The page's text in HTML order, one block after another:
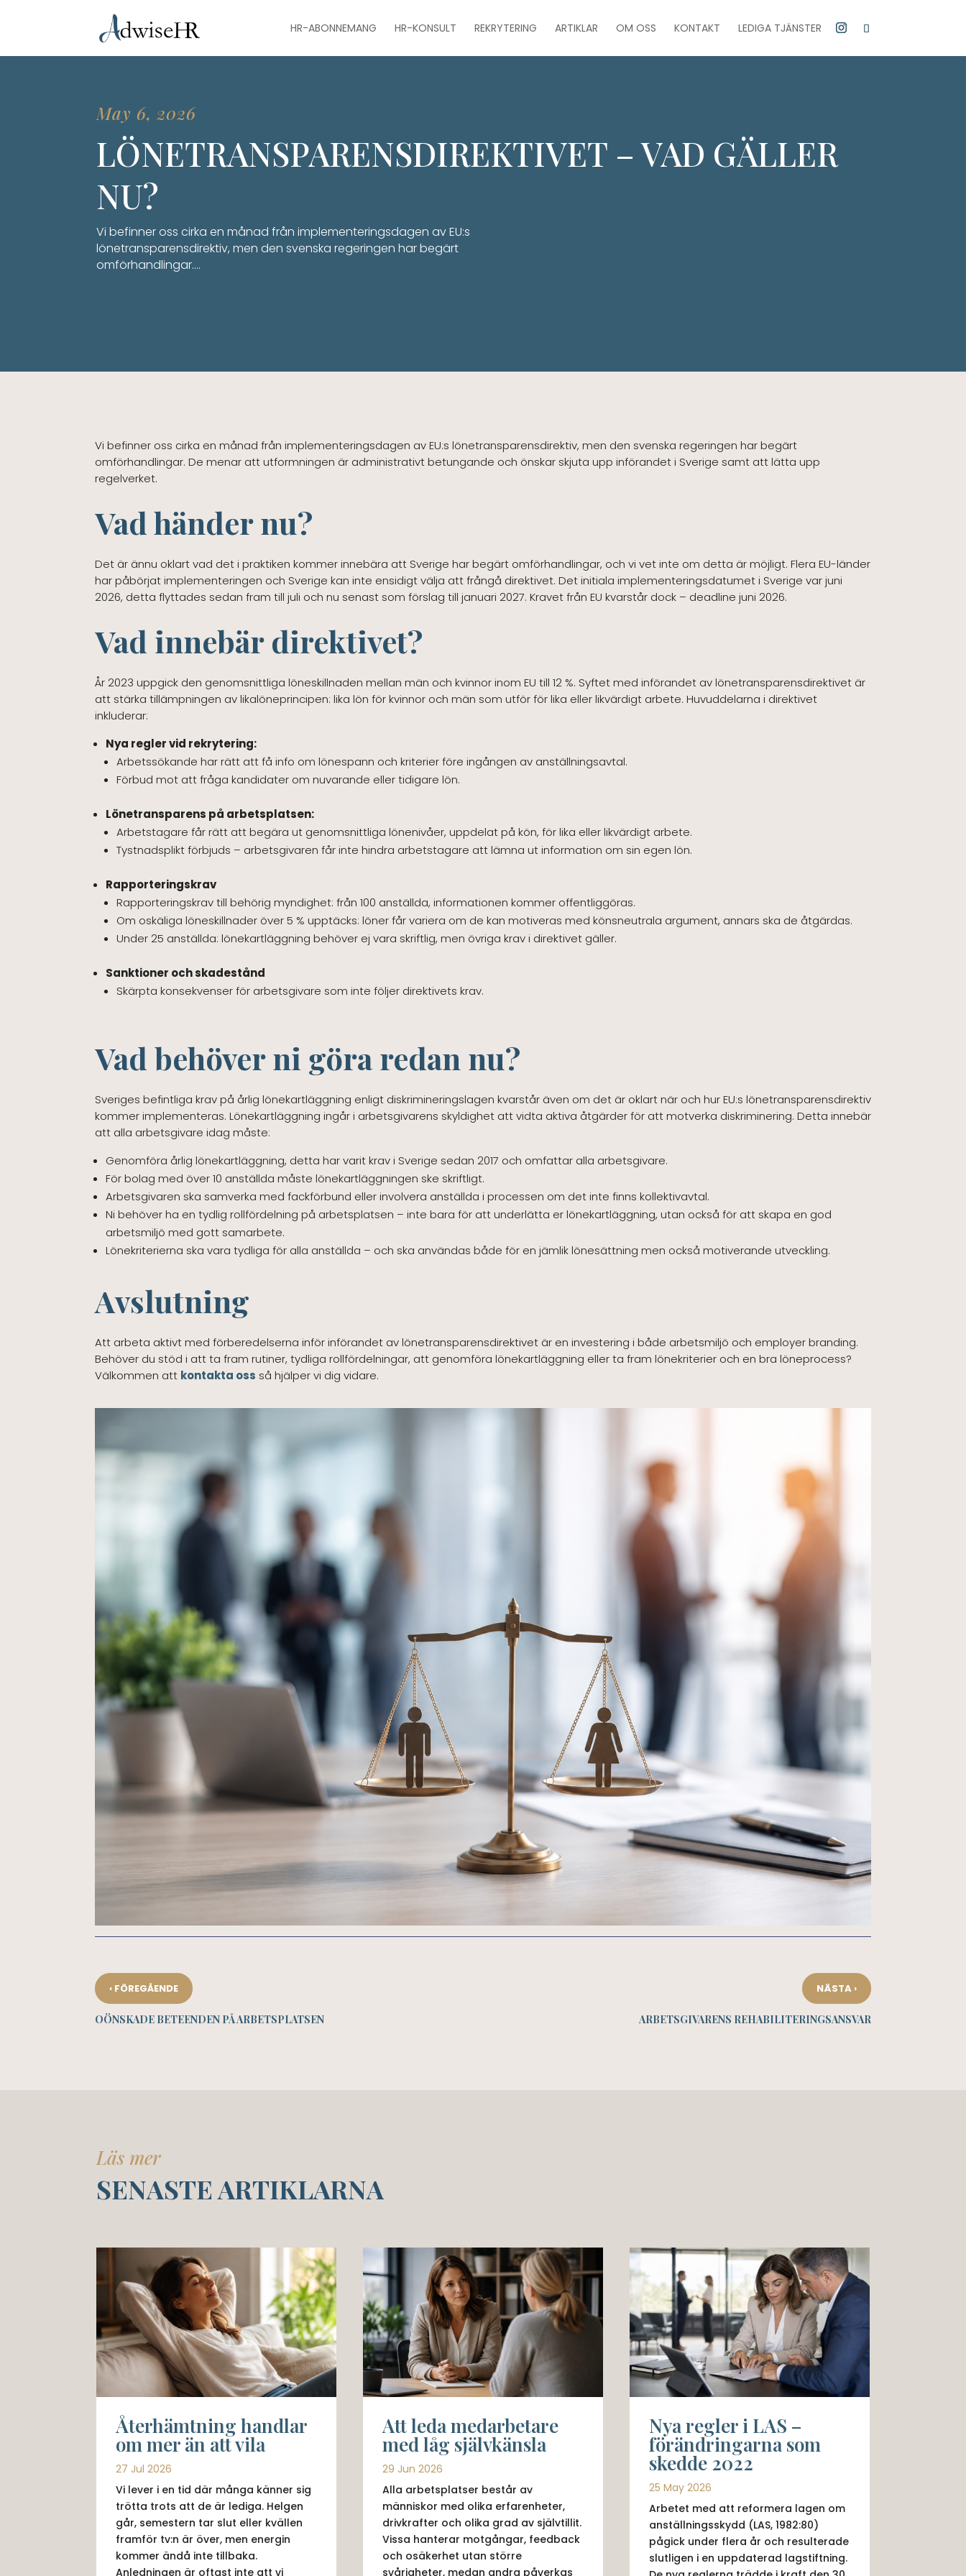
HR-ABONNEMANG HR-KONSULT REKRYTERING ARTIKLAR OM OSS KONTAKT LEDIGA TJÄNSTER
May 6, 2026
LÖNETRANSPARENSDIREKTIVET – VAD GÄLLER
NU?
Vi befinner oss cirka en månad från implementeringsdagen av EU:s
lönetransparensdirektiv, men den svenska regeringen har begärt
omförhandlingar.…
Vi befinner oss cirka en månad från implementeringsdagen av EU:s lönetransparensdirektiv, men den svenska regeringen har begärt
omförhandlingar. De menar att utformningen är administrativt betungande och önskar skjuta upp införandet i Sverige samt att lätta upp
regelverket.
Vad händer nu?
Det är ännu oklart vad det i praktiken kommer innebära att Sverige har begärt omförhandlingar, och vi vet inte om detta är möjligt. Flera EU-länder
har påbörjat implementeringen och Sverige kan inte ensidigt välja att frångå direktivet. Det initiala implementeringsdatumet i Sverige var juni
2026, detta flyttades sedan fram till juli och nu senast som förslag till januari 2027. Kravet från EU kvarstår dock – deadline juni 2026.
Vad innebär direktivet?
År 2023 uppgick den genomsnittliga löneskillnaden mellan män och kvinnor inom EU till 12 %. Syftet med införandet av lönetransparensdirektivet är
att stärka tillämpningen av likalöneprincipen: lika lön för kvinnor och män som utför för lika eller likvärdigt arbete. Huvuddelarna i direktivet
inkluderar:
Nya regler vid rekrytering:
Arbetssökande har rätt att få info om lönespann och kriterier före ingången av anställningsavtal.
Förbud mot att fråga kandidater om nuvarande eller tidigare lön.
Lönetransparens på arbetsplatsen:
Arbetstagare får rätt att begära ut genomsnittliga lönenivåer, uppdelat på kön, för lika eller likvärdigt arbete.
Tystnadsplikt förbjuds – arbetsgivaren får inte hindra arbetstagare att lämna ut information om sin egen lön.
Rapporteringskrav
Rapporteringskrav till behörig myndighet: från 100 anställda, informationen kommer offentliggöras.
Om oskäliga löneskillnader över 5 % upptäcks: löner får variera om de kan motiveras med könsneutrala argument, annars ska de åtgärdas.
Under 25 anställda: lönekartläggning behöver ej vara skriftlig, men övriga krav i direktivet gäller.
Sanktioner och skadestånd
Skärpta konsekvenser för arbetsgivare som inte följer direktivets krav.
Vad behöver ni göra redan nu?
Sveriges befintliga krav på årlig lönekartläggning enligt diskrimineringslagen kvarstår även om det är oklart när och hur EU:s lönetransparensdirektiv
kommer implementeras. Lönekartläggning ingår i arbetsgivarens skyldighet att vidta aktiva åtgärder för att motverka diskriminering. Detta innebär
att alla arbetsgivare idag måste:
Genomföra årlig lönekartläggning, detta har varit krav i Sverige sedan 2017 och omfattar alla arbetsgivare.
För bolag med över 10 anställda måste lönekartläggningen ske skriftligt.
Arbetsgivaren ska samverka med fackförbund eller involvera anställda i processen om det inte finns kollektivavtal.
Ni behöver ha en tydlig rollfördelning på arbetsplatsen – inte bara för att underlätta er lönekartläggning, utan också för att skapa en god
arbetsmiljö med gott samarbete.
Lönekriterierna ska vara tydliga för alla anställda – och ska användas både för en jämlik lönesättning men också motiverande utveckling.
Avslutning
Att arbeta aktivt med förberedelserna inför införandet av lönetransparensdirektivet är en investering i både arbetsmiljö och employer branding.
Behöver du stöd i att ta fram rutiner, tydliga rollfördelningar, att genomföra lönekartläggning eller ta fram lönekriterier och en bra löneprocess?
Välkommen att kontakta oss så hjälper vi dig vidare.
‹ FÖREGÅENDE
OÖNSKADE BETEENDEN PÅ ARBETSPLATSEN
NÄSTA ›
ARBETSGIVARENS REHABILITERINGSANSVAR
Läs mer
SENASTE ARTIKLARNA
Återhämtning handlar
om mer än att vila
27 Jul 2026
Vi lever i en tid där många känner sig
trötta trots att de är lediga. Helgen
går, semestern tar slut eller kvällen
framför tv:n är över, men energin
kommer ändå inte tillbaka.
Anledningen är oftast inte att vi
Att leda medarbetare
med låg självkänsla
29 Jun 2026
Alla arbetsplatser består av
människor med olika erfarenheter,
drivkrafter och olika grad av självtillit.
Vissa hanterar motgångar, feedback
och osäkerhet utan större
svårigheter, medan andra påverkas
Nya regler i LAS –
förändringarna som
skedde 2022
25 May 2026
Arbetet med att reformera lagen om
anställningsskydd (LAS, 1982:80)
pågick under flera år och resulterade
slutligen i en uppdaterad lagstiftning.